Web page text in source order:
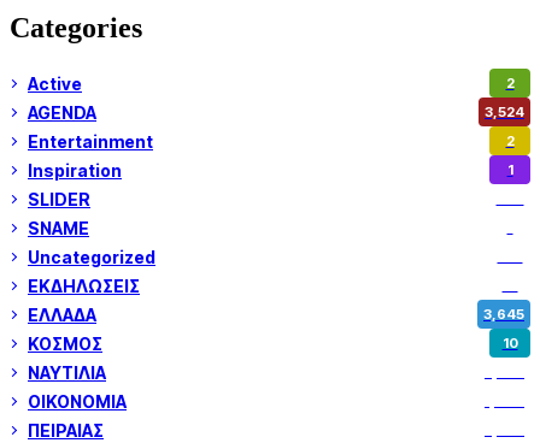
Categories
Active 2
AGENDA 3,524
Entertainment 2
Inspiration 1
SLIDER
SNAME
Uncategorized
ΕΚΔΗΛΩΣΕΙΣ
ΕΛΛΑΔΑ 3,645
ΚΟΣΜΟΣ 10
ΝΑΥΤΙΛΙΑ
ΟΙΚΟΝΟΜΙΑ
ΠΕΙΡΑΙΑΣ